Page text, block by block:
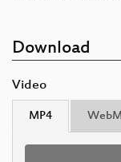
Download
Video
MP4 WebM